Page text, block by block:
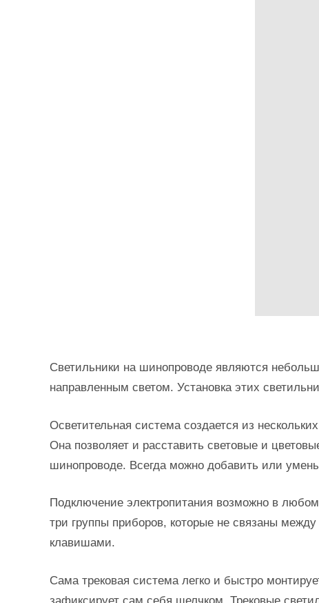
Светильники на шинопроводе являются
направленным светом. Установка этих
Осветительная система создается из
Она позволяет и расставить световые и
шинопроводе. Всегда можно добавить или
Подключение электропитания возможно в
три группы приборов, которые не связаны
клавишами.
Сама трековая система легко и быстро
зафиксирует сам себя щелчком. Трековые